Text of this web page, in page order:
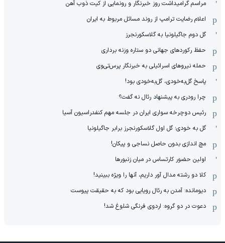
مراسم گرامیداشت روز خبرنگار و رونمایی از کیت ذوب آهن
اعلام رضایت ترامپ از روند مسائل مربوط به ایران
گل دوم جاگیلونیا به گلاسکورنجرز
حفظ رکوردهای جهانی دو ستاره وزنه برداری
حمله نیروهای اسرائیلی به خبرنگار پرس‌تی‌وی
پاسخ گل‌به‌خودی، گل‌به‌خودی بود!
چرا رودری به پیشنهاد رئال نه گفت؟
رئیس دوچرخه سواری ایران در جلسه مهم کنفدراسیون آسیا
گل به خودی؛ گل اول گلاسکورنجرز برابر جاگیلونیا
مچ اندازی بدون حاصل نساجی و پیکان!
اولین حضور کارتساس در میان زنبورها
کلا دو‌ رشته مدال آور داریم، آنها را ویژه ببینید!
دیومانده: آمدن به رئال رویایی بود که به حقیقت پیوست
دعوت در دو گروه: اردوی فرنگی شلوغ شد!